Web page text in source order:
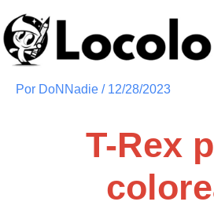
al
contenido
Por DoNNadie / 12/28/2023
T-Rex